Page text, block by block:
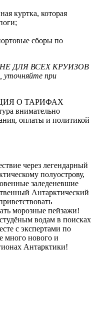
куртка, которая
сборы по
ДЛЯ ВСЕХ КРУИЗОВ
при
О ТАРИФАХ
внимательно
оплаты и политикой
через легендарный
полуострову,
заледеневшие
Антарктический
морозные пейзажи!
водам в поисках
с экспертами по
много нового и
Антарктики!